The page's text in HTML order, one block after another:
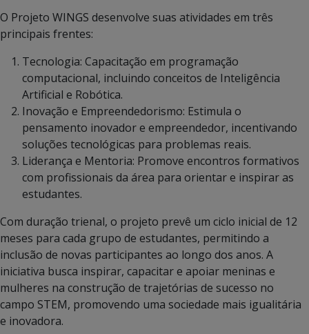
O Projeto WINGS desenvolve suas atividades em três
principais frentes:
Tecnologia: Capacitação em programação
computacional, incluindo conceitos de Inteligência
Artificial e Robótica.
Inovação e Empreendedorismo: Estimula o
pensamento inovador e empreendedor, incentivando
soluções tecnológicas para problemas reais.
Liderança e Mentoria: Promove encontros formativos
com profissionais da área para orientar e inspirar as
estudantes.
Com duração trienal, o projeto prevê um ciclo inicial de 12
meses para cada grupo de estudantes, permitindo a
inclusão de novas participantes ao longo dos anos. A
iniciativa busca inspirar, capacitar e apoiar meninas e
mulheres na construção de trajetórias de sucesso no
campo STEM, promovendo uma sociedade mais igualitária
e inovadora.